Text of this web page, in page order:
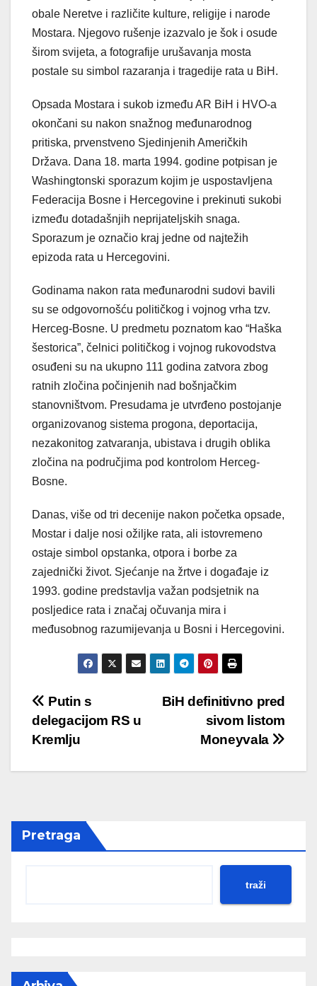
obale Neretve i različite kulture, religije i narode
Mostara. Njegovo rušenje izazvalo je šok i osude
širom svijeta, a fotografije urušavanja mosta
postale su simbol razaranja i tragedije rata u BiH.
Opsada Mostara i sukob između AR BiH i HVO-a
okončani su nakon snažnog međunarodnog
pritiska, prvenstveno Sjedinjenih Američkih
Država. Dana 18. marta 1994. godine potpisan je
Washingtonski sporazum kojim je uspostavljena
Federacija Bosne i Hercegovine i prekinuti sukobi
između dotadašnjih neprijateljskih snaga.
Sporazum je označio kraj jedne od najtežih
epizoda rata u Hercegovini.
Godinama nakon rata međunarodni sudovi bavili
su se odgovornošću političkog i vojnog vrha tzv.
Herceg-Bosne. U predmetu poznatom kao “Haška
šestorica”, čelnici političkog i vojnog rukovodstva
osuđeni su na ukupno 111 godina zatvora zbog
ratnih zločina počinjenih nad bošnjačkim
stanovništvom. Presudama je utvrđeno postojanje
organizovanog sistema progona, deportacija,
nezakonitog zatvaranja, ubistava i drugih oblika
zločina na područjima pod kontrolom Herceg-
Bosne.
Danas, više od tri decenije nakon početka opsade,
Mostar i dalje nosi ožiljke rata, ali istovremeno
ostaje simbol opstanka, otpora i borbe za
zajednički život. Sjećanje na žrtve i događaje iz
1993. godine predstavlja važan podsjetnik na
posljedice rata i značaj očuvanja mira i
međusobnog razumijevanja u Bosni i Hercegovini.
Post
navigation
BiH definitivno pred
sivom listom
Moneyvala
Putin s
delegacijom RS u
Kremlju
Pretraga
traži